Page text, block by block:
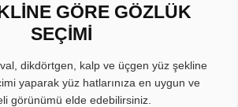
GÖRE GÖZLÜK
SEÇİMİ
dikdörtgen, kalp ve üçgen yüz şekline
yaparak yüz hatlarınıza en uygun ve
görünümü elde edebilirsiniz.